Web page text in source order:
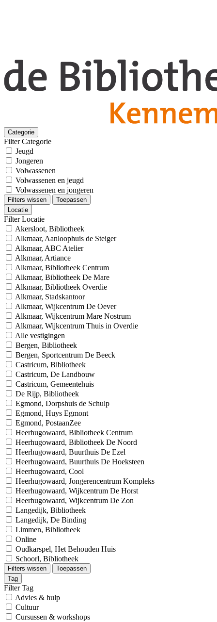
Categorie
Filter Categorie
Jeugd
Jongeren
Volwassenen
Volwassenen en jeugd
Volwassenen en jongeren
Filters wissen
Toepassen
Locatie
Filter Locatie
Akersloot, Bibliotheek
Alkmaar, Aanloophuis de Steiger
Alkmaar, ABC Atelier
Alkmaar, Artiance
Alkmaar, Bibliotheek Centrum
Alkmaar, Bibliotheek De Mare
Alkmaar, Bibliotheek Overdie
Alkmaar, Stadskantoor
Alkmaar, Wijkcentrum De Oever
Alkmaar, Wijkcentrum Mare Nostrum
Alkmaar, Wijkcentrum Thuis in Overdie
Alle vestigingen
Bergen, Bibliotheek
Bergen, Sportcentrum De Beeck
Castricum, Bibliotheek
Castricum, De Landbouw
Castricum, Gemeentehuis
De Rijp, Bibliotheek
Egmond, Dorpshuis de Schulp
Egmond, Huys Egmont
Egmond, PostaanZee
Heerhugowaard, Bibliotheek Centrum
Heerhugowaard, Bibliotheek De Noord
Heerhugowaard, Buurthuis De Ezel
Heerhugowaard, Buurthuis De Hoeksteen
Heerhugowaard, Cool
Heerhugowaard, Jongerencentrum Kompleks
Heerhugowaard, Wijkcentrum De Horst
Heerhugowaard, Wijkcentrum De Zon
Langedijk, Bibliotheek
Langedijk, De Binding
Limmen, Bibliotheek
Online
Oudkarspel, Het Behouden Huis
Schoorl, Bibliotheek
Filters wissen
Toepassen
Tag
Filter Tag
Advies & hulp
Cultuur
Cursussen & workshops